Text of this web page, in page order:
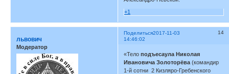
+1
Поделиться 14
2017-11-03
14:46:02
львович
Модератор
«Телоподъесаула Николая
Ивановича Золоторёва (командир
1-й сотни 2 Кизляро-Гребенского